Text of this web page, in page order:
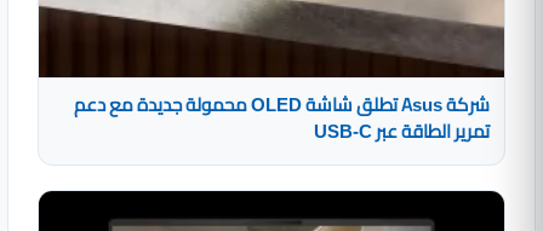
شركة Asus تطلق شاشة OLED محمولة جديدة مع دعم
تمرير الطاقة عبر USB-C